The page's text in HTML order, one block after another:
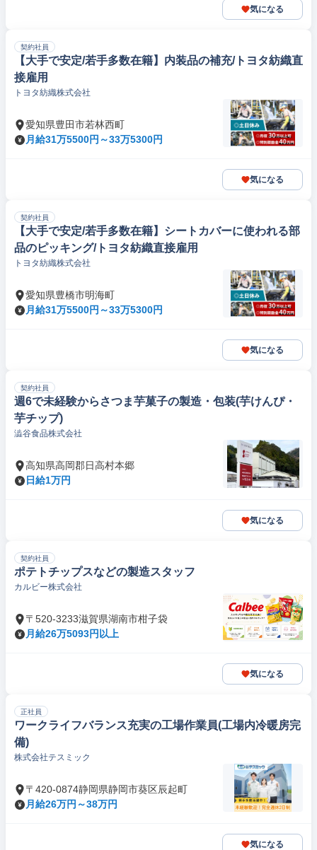
気になる
契約社員
【大手で安定/若手多数在籍】内装品の補充/トヨタ紡織直
接雇用
トヨタ紡織株式会社
愛知県豊田市若林西町
月給31万5500円～33万5300円
気になる
契約社員
【大手で安定/若手多数在籍】シートカバーに使われる部
品のピッキング/トヨタ紡織直接雇用
トヨタ紡織株式会社
愛知県豊橋市明海町
月給31万5500円～33万5300円
気になる
契約社員
週6で未経験からさつま芋菓子の製造・包装(芋けんぴ・
芋チップ)
澁谷食品株式会社
高知県高岡郡日高村本郷
日給1万円
気になる
契約社員
ポテトチップスなどの製造スタッフ
カルビー株式会社
〒520-3233滋賀県湖南市柑子袋
月給26万5093円以上
気になる
正社員
ワークライフバランス充実の工場作業員(工場内冷暖房完
備)
株式会社テスミック
〒420-0874静岡県静岡市葵区辰起町
月給26万円～38万円
気になる